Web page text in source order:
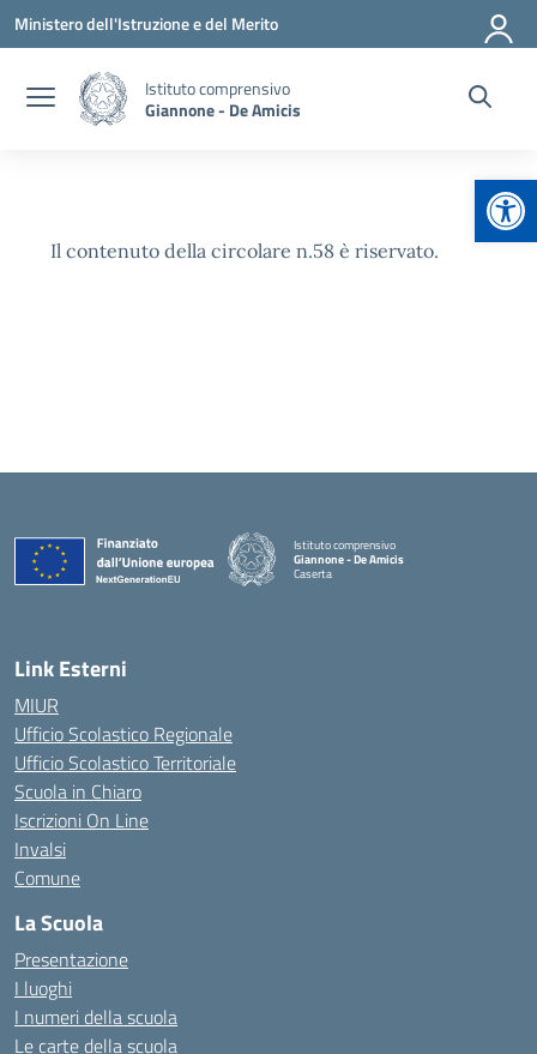
Vai ai contenuti
Vai al menu di navigazione
Vai al footer
Ministero dell'Istruzione e del Merito
Istituto comprensivo
Giannone - De Amicis
Il contenuto della circolare n.58 è riservato.
Istituto comprensivo
Giannone - De Amicis
Caserta
Link Esterni
MIUR
Ufficio Scolastico Regionale
Ufficio Scolastico Territoriale
Scuola in Chiaro
Iscrizioni On Line
Invalsi
Comune
La Scuola
Presentazione
I luoghi
I numeri della scuola
Le carte della scuola